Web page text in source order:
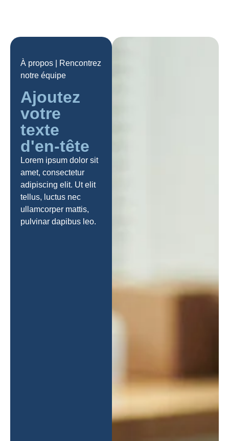
À propos | Rencontrez
notre équipe
Ajoutez
votre
texte
d'en-tête
Lorem ipsum dolor sit
amet, consectetur
adipiscing elit. Ut elit
tellus, luctus nec
ullamcorper mattis,
pulvinar dapibus leo.